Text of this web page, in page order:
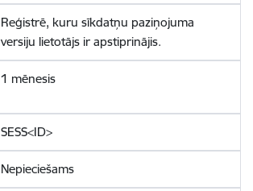
Reģistrē, kuru sīkdatņu paziņojuma
versiju lietotājs ir apstiprinājis.
1 mēnesis
SESS<ID>
Nepieciešams